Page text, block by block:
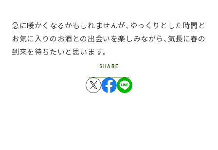
急に暖かくなるかもしれませんが、ゆっくりとした時間と
お気に入りのお酒との出会いを楽しみながら、気長に春の
到来を待ちたいと思います。
SHARE